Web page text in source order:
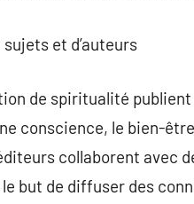
et d’auteurs
de spiritualité
conscience, le bien-
collaborent avec
but de diffuser des